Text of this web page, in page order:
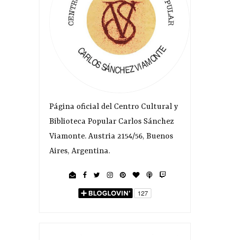
Página oficial del Centro Cultural y
Biblioteca Popular Carlos Sánchez
Viamonte. Austria 2154/56, Buenos
Aires, Argentina.